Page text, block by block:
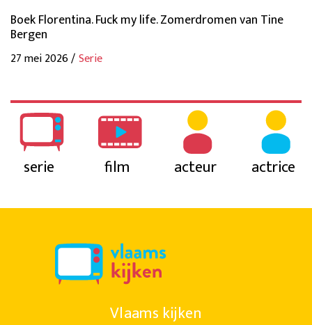
Boek Florentina. Fuck my life. Zomerdromen van Tine
Bergen
27 mei 2026 /Serie
serie film acteur actrice
Vlaams kijken